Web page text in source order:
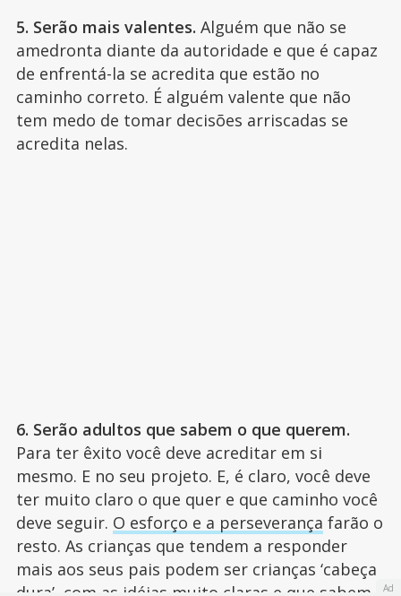
5. Serão mais valentes. Alguém que não se
amedronta diante da autoridade e que é capaz
de enfrentá-la se acredita que estão no
caminho correto. É alguém valente que não
tem medo de tomar decisões arriscadas se
acredita nelas.
6. Serão adultos que sabem o que querem.
Para ter êxito você deve acreditar em si
mesmo. E no seu projeto. E, é claro, você deve
ter muito claro o que quer e que caminho você
deve seguir. O esforço e a perseverança farão o
resto. As crianças que tendem a responder
mais aos seus pais podem ser crianças ‘cabeça
Ad